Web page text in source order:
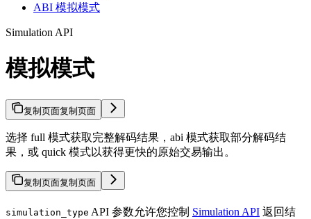
ABI 模拟模式
Simulation API
模拟模式
复制页面复制页面
选择 full 模式获取完整解码结果，abi 模式获取部分解码结
果，或 quick 模式以获得更快的原始交易输出。
复制页面复制页面
simulation_type API 参数允许您控制 Simulation API 返回结